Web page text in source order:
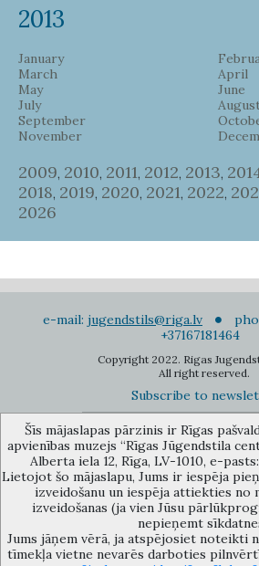
2013
January
March
April
May
June
July
September
November
2009, 2010, 2011, 2012, 2013,
2018, 2019, 2020, 2021, 2022,
2026
e-mail: jugendstils@riga.lv
+37167181464
Copyright 2022. Rigas
All right reserved.
Subscribe to
The Anti-Bureaucracy Centre of the Riga City
67012031, e-mail: bac@riga.lv) performs
the Municipality of Riga, providing
confidentiality to a person who informs
interest or other corrupt deals of officials
Šīs mājaslapas pārzinis ir Rīgas
apvienības muzejs “Rīgas Jūgendstila
Alberta iela 12, Rīga, LV-1010, e-
Lietojot šo mājaslapu, Jums ir iespēja
izveidošanu un iespēja attiekties no
izveidošanas (ja vien Jūsu
nepieņemt
Jums jāņem vērā, ja atspējosiet noteikti
tīmekļa vietne nevarēs darboties